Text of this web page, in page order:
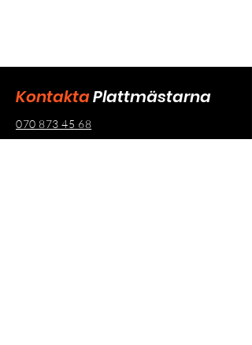
KontaktaPlattmästarna
070 873 45 68